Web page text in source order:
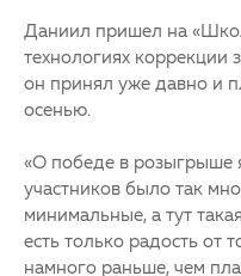
Даниил пришел на
технологиях коррекции
он принял уже давно и
осенью.
«О победе в розыгрыше
участников было так
минимальные, а тут
есть только радость от
намного раньше, чем